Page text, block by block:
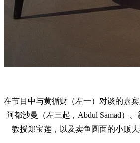
在节目中与黄循财（左一）对谈的嘉
阿都沙曼（左三起，Abdul Samad）
教授郑宝莲，以及卖鱼圆面的小贩夫